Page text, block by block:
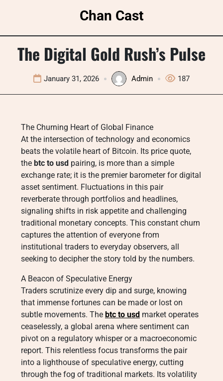
Chan Cast
The Digital Gold Rush’s Pulse
January 31, 2026 Admin 187
The Churning Heart of Global Finance
At the intersection of technology and economics
beats the volatile heart of Bitcoin. Its price quote,
the btc to usd pairing, is more than a simple
exchange rate; it is the premier barometer for digital
asset sentiment. Fluctuations in this pair
reverberate through portfolios and headlines,
signaling shifts in risk appetite and challenging
traditional monetary concepts. This constant churn
captures the attention of everyone from
institutional traders to everyday observers, all
seeking to decipher the story told by the numbers.
A Beacon of Speculative Energy
Traders scrutinize every dip and surge, knowing
that immense fortunes can be made or lost on
subtle movements. The btc to usd market operates
ceaselessly, a global arena where sentiment can
pivot on a regulatory whisper or a macroeconomic
report. This relentless focus transforms the pair
into a lighthouse of speculative energy, cutting
through the fog of traditional markets. Its volatility